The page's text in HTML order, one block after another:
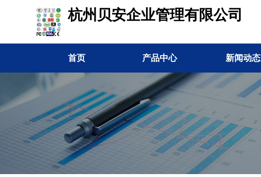
杭州贝安企业管理有限公司
首页 产品中心 新闻动态